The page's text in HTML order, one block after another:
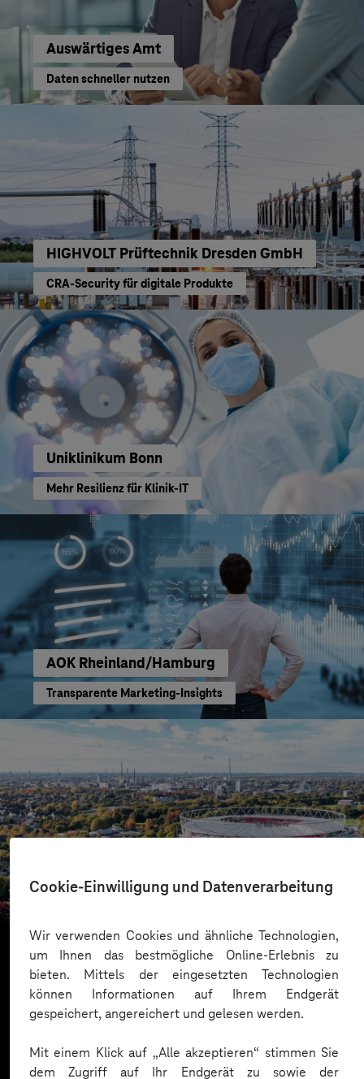
Cookie-Einwilligung und Datenverarbeitung
Wir verwenden Cookies und ähnliche Technologien,
um Ihnen das bestmögliche Online-Erlebnis zu
bieten. Mittels der eingesetzten Technologien
können Informationen auf Ihrem Endgerät
gespeichert, angereichert und gelesen werden.
Mit einem Klick auf „Alle akzeptieren“ stimmen Sie
dem Zugriff auf Ihr Endgerät zu sowie der
Auswärtiges Amt
Daten schneller nutzen
HIGHVOLT Prüftechnik Dresden GmbH
CRA-Security für digitale Produkte
Uniklinikum Bonn
Mehr Resilienz für Klinik-IT
AOK Rheinland/Hamburg
Transparente Marketing-Insights
Mit Dataverse zum Daten-Champion
Mehr laden